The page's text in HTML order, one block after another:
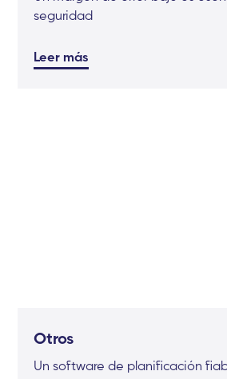
seguridad
Leer más
Otros
Un software de planificación